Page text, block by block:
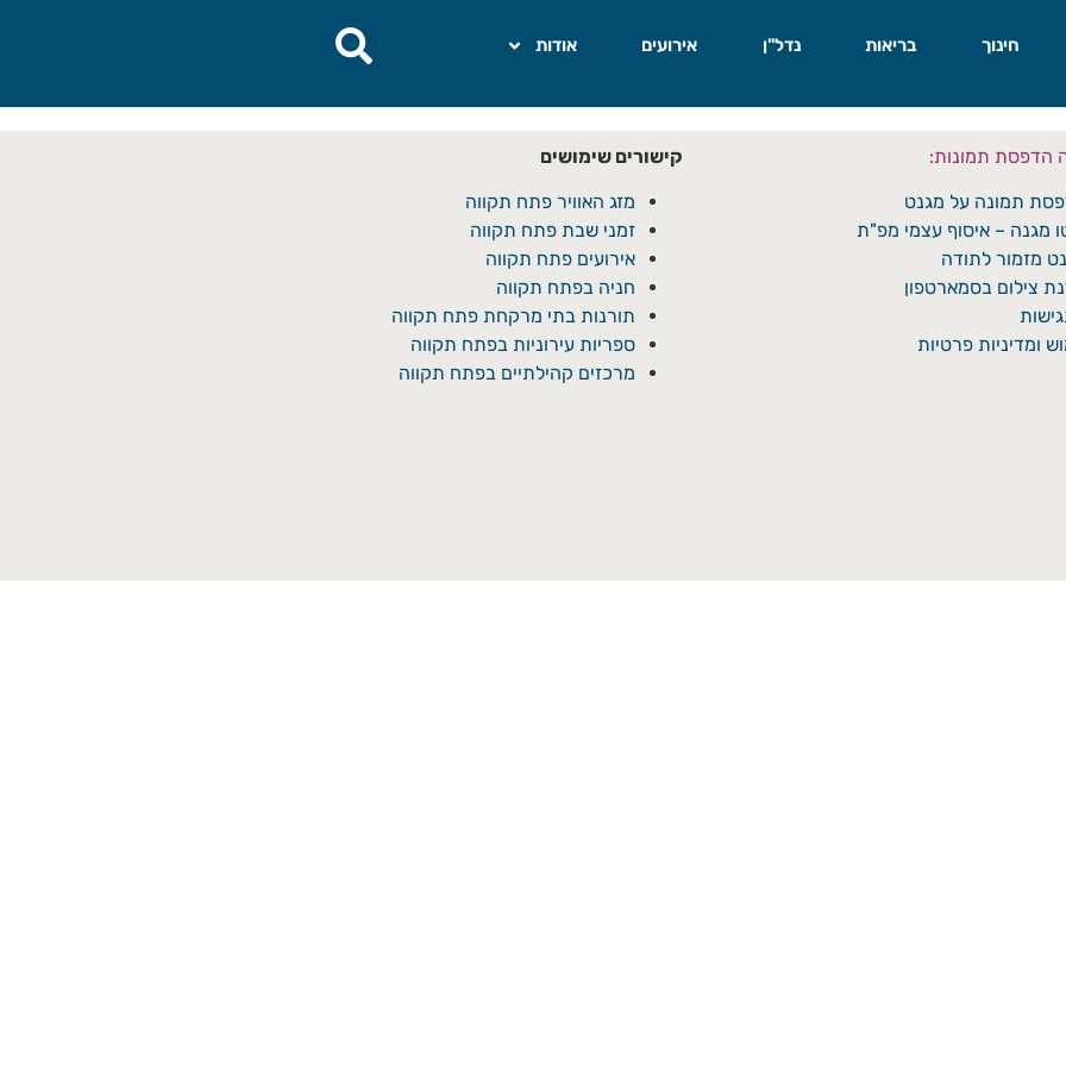
חינוך בריאות נדל"ן אירועים אודות
הדפסת תמונות:
תמונה על מגנט
מגנה – איסוף עצמי מפ"ת
מזמור לתודה
צילום בסמארטפון
ומדיניות פרטיות
קישורים שימושים
מזג האוויר פתח תקווה
זמני שבת פתח תקווה
אירועים פתח תקווה
חניה בפתח תקווה
תורנות בתי מרקחת פתח תקווה
ספריות עירוניות בפתח תקווה
מרכזים קהילתיים בפתח תקווה